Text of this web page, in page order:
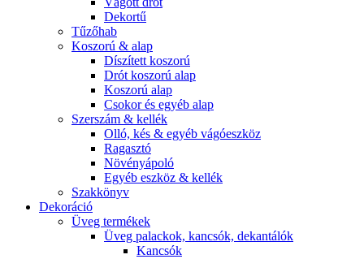
Dekortű
Tűzőhab
Koszorú & alap
Díszített koszorú
Drót koszorú alap
Koszorú alap
Csokor és egyéb alap
Szerszám & kellék
Olló, kés & egyéb vágóeszköz
Ragasztó
Növényápoló
Egyéb eszköz & kellék
Szakkönyv
Dekoráció
Üveg termékek
Üveg palackok, kancsók, dekantálók
Kancsók